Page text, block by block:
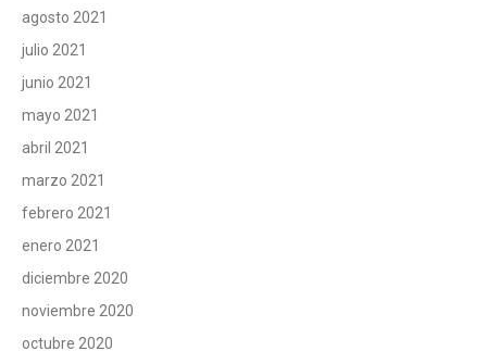
agosto 2021
julio 2021
junio 2021
mayo 2021
abril 2021
marzo 2021
febrero 2021
enero 2021
diciembre 2020
noviembre 2020
octubre 2020